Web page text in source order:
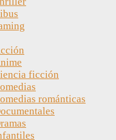
ficción
románticas